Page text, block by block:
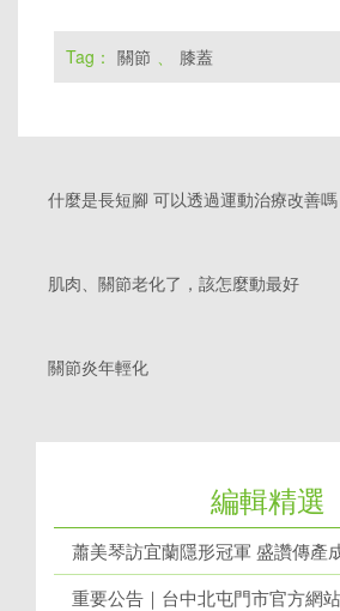
Tag： 關節 、 膝蓋
什麼是長短腳 可以透過運動治療改善嗎
肌肉、關節老化了，該怎麼動最好
關節炎年輕化
編輯精選
蕭美琴訪宜蘭隱形冠軍 盛讚傳產
重要公告｜台中北屯門市官方網